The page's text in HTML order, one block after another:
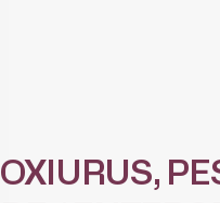
OXIURUS,